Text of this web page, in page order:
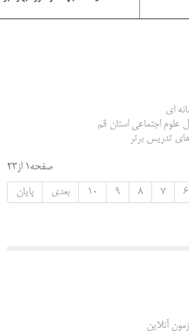
ای
علوم اجتماعی استان قم
صفحه1 از23
6
7
8
9
10 بعدی پایان
آنلاین